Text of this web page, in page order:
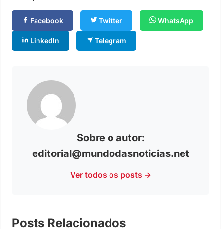
Facebook Twitter WhatsApp
LinkedIn Telegram
Sobre o autor:
editorial@mundodasnoticias.net
Ver todos os posts →
Posts Relacionados